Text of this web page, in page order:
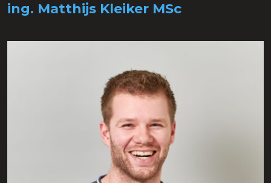
ing. Matthijs Kleiker MSc